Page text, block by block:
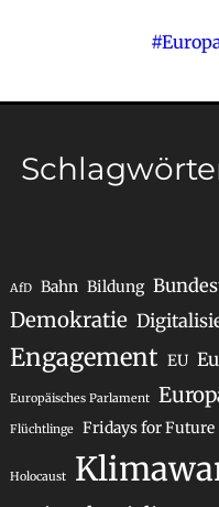
AfD Bahn Bildung
Demokratie
Engagement EU
Europäisches Parlament
Flüchtlinge Fridays for Future
Holocaust